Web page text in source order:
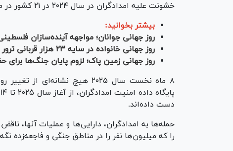
خشونت علیه امدادگران در سال ۲۰۲۴ در ۲۱ کشور در مقایسه با سال قبل افزایش یافت.
بیشتر بخوانید:
روز جهانی جوانان؛ مواجهه آینده‌سازان
روز جهانی خانواده در سایه ۲۳ هزار قربانی ترور در ایران
روز جهانی زمین پاک؛ لزوم پایان جنگ‌ها برای
۸ ماه نخست سال ۲۰۲۵ هیچ
دست داده‌اند.
حمله‌ها به امدادگران، دارایی‌ها و عملیات آنها،
را که میلیون‌ها نفر را در مناطق جنگی و فاجعه‌زده